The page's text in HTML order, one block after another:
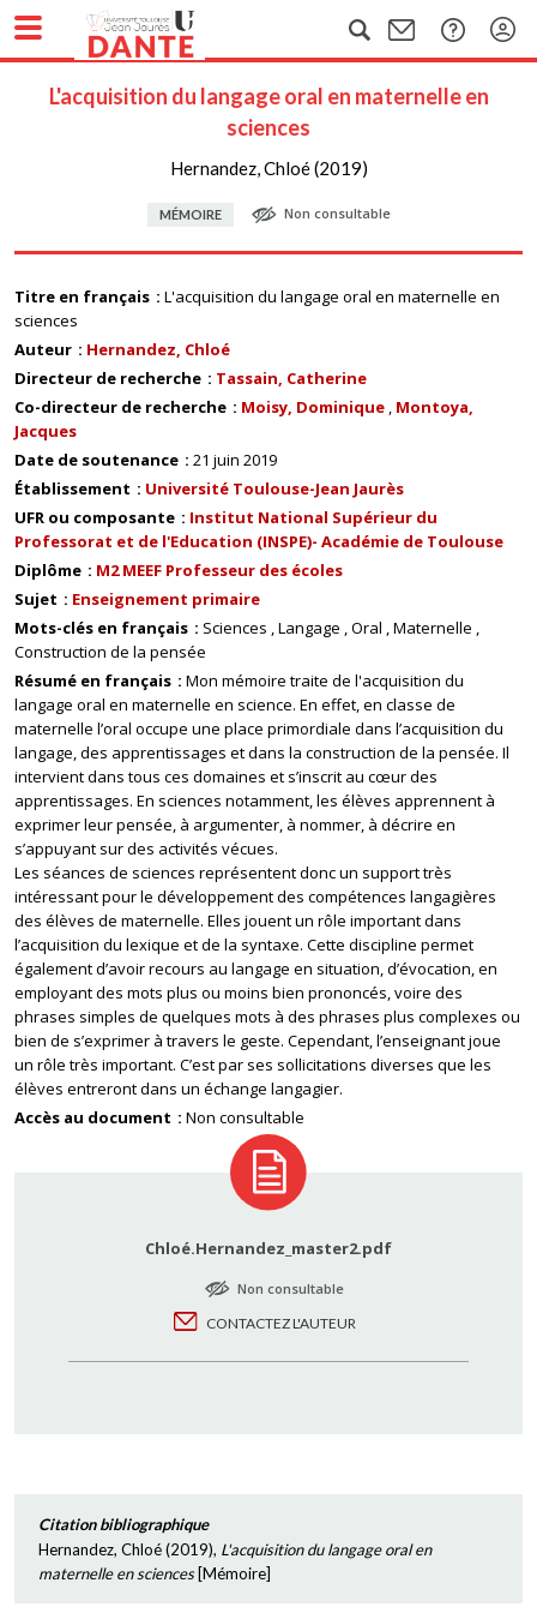
L'acquisition du langage oral en maternelle en
sciences
Hernandez, Chloé (2019)
MÉMOIRE Non consultable
Titre en français
L'acquisition du langage oral en maternelle en
sciences
Auteur
Hernandez, Chloé
Directeur de recherche
Tassain, Catherine
Co-directeur de recherche
Moisy, Dominique Montoya,
Jacques
Date de soutenance
21 juin 2019
Établissement
Université Toulouse-Jean Jaurès
UFR ou composante
Institut National Supérieur du
Professorat et de l'Education (INSPE)- Académie de Toulouse
Diplôme
M2 MEEF Professeur des écoles
Sujet
Enseignement primaire
Mots-clés en français
Sciences Langage Oral Maternelle
Construction de la pensée
Résumé en français
Mon mémoire traite de l'acquisition du
langage oral en maternelle en science. En effet, en classe de
maternelle l’oral occupe une place primordiale dans l’acquisition du
langage, des apprentissages et dans la construction de la pensée. Il
intervient dans tous ces domaines et s’inscrit au cœur des
apprentissages. En sciences notamment, les élèves apprennent à
exprimer leur pensée, à argumenter, à nommer, à décrire en
s’appuyant sur des activités vécues.
Les séances de sciences représentent donc un support très
intéressant pour le développement des compétences langagières
des élèves de maternelle. Elles jouent un rôle important dans
l’acquisition du lexique et de la syntaxe. Cette discipline permet
également d’avoir recours au langage en situation, d’évocation, en
employant des mots plus ou moins bien prononcés, voire des
phrases simples de quelques mots à des phrases plus complexes ou
bien de s’exprimer à travers le geste. Cependant, l’enseignant joue
un rôle très important. C’est par ses sollicitations diverses que les
élèves entreront dans un échange langagier.
Accès au document
Non consultable
Chloé.Hernandez_master2.pdf
Non consultable
CONTACTEZ L'AUTEUR
Citation bibliographique
Hernandez, Chloé(2019), L'acquisition du langage oral en
maternelle en sciences[Mémoire]